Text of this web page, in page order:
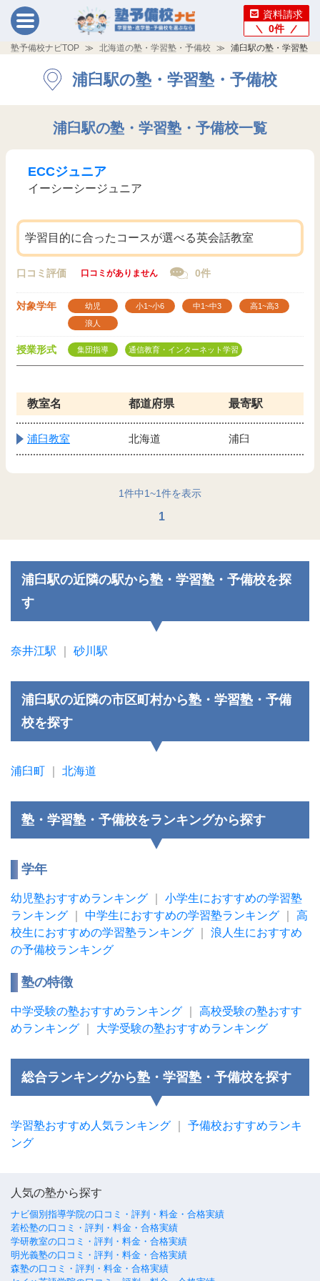
資料請求
0件
塾予備校ナビTOP 北海道の塾・学習塾・予備校 浦臼駅の塾・学習塾・
浦臼駅の塾・学習塾・予備校
浦臼駅の塾・学習塾・予備校一覧
ECCジュニア
イーシーシージュニア
学習目的に合ったコースが選べる英会話教室
口コミ評価 口コミがありません 0件
対象学年 幼児 小1~小6 中1~中3
高1~高3
浪人
授業形式 集団指導 通信教育・インターネット学習
教室名 都道府県 最寄駅
浦臼教室 北海道 浦臼
1件中1~1件を表示
1
浦臼駅の近隣の駅から塾・学習塾・予備校を探
す
奈井江駅 砂川駅
浦臼駅の近隣の市区町村から塾・学習塾・予備
校を探す
浦臼町 北海道
塾・学習塾・予備校をランキングから探す
学年
幼児塾おすすめランキング
小学生におすすめの学習塾
ランキング
中学生におすすめの学習塾ランキング
高
校生におすすめの学習塾ランキング
浪人生におすすめ
の予備校ランキング
塾の特徴
中学受験の塾おすすめランキング
高校受験の塾おすす
めランキング
大学受験の塾おすすめランキング
総合ランキングから塾・学習塾・予備校を探す
学習塾おすすめ人気ランキング
予備校おすすめランキ
ング
人気の塾から探す
ナビ個別指導学院の口コミ・評判・料金・合格実績
若松塾の口コミ・評判・料金・合格実績
学研教室の口コミ・評判・料金・合格実績
明光義塾の口コミ・評判・料金・合格実績
森塾の口コミ・評判・料金・合格実績